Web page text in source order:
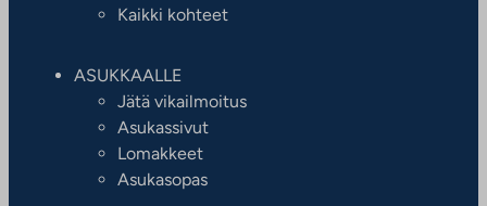
Kaikki kohteet
ASUKKAALLE
Jätä vikailmoitus
Asukassivut
Lomakkeet
Asukasopas